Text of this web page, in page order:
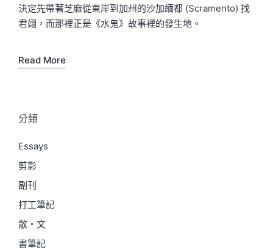
決定先帶著芝麻從東岸到加州的沙加緬都 (Scramento) 找
君翊，而那裡正是《水鬼》故事裡的發生地。
Read More
分類
Essays
剪影
副刊
打工筆記
散・文
書筆記